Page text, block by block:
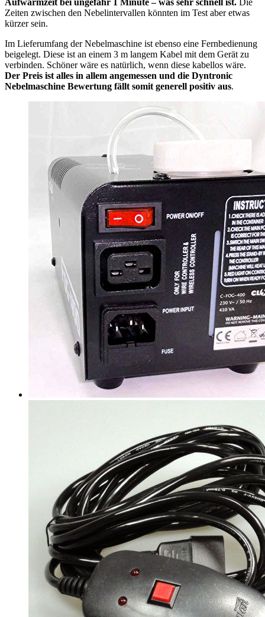
Aufwärmzeit bei ungefähr 1 Minute – was sehr schnell ist. Die
Zeiten zwischen den Nebelintervallen könnten im Test aber etwas
kürzer sein.
Im Lieferumfang der Nebelmaschine ist ebenso eine Fernbedienung
beigelegt. Diese ist an einem 3 m langem Kabel mit dem Gerät zu
verbinden. Schöner wäre es natürlich, wenn diese kabellos wäre.
Der Preis ist alles in allem angemessen und die Dyntronic
Nebelmaschine Bewertung fällt somit generell positiv aus.